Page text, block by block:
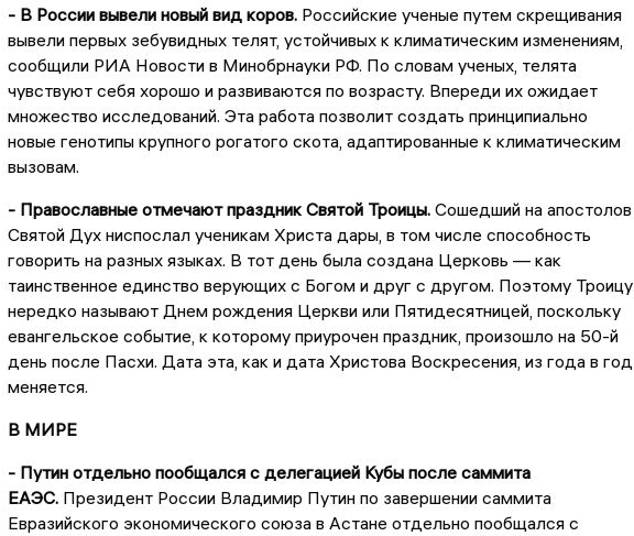
- В России вывели новый вид коров. Российские ученые путем скрещивания
вывели первых зебувидных телят, устойчивых к климатическим изменениям,
сообщили РИА Новости в Минобрнауки РФ. По словам ученых, телята
чувствуют себя хорошо и развиваются по возрасту. Впереди их ожидает
множество исследований. Эта работа позволит создать принципиально
новые генотипы крупного рогатого скота, адаптированные к климатическим
вызовам.
- Православные отмечают праздник Святой Троицы. Сошедший на апостолов
Святой Дух ниспослал ученикам Христа дары, в том числе способность
говорить на разных языках. В тот день была создана Церковь — как
таинственное единство верующих с Богом и друг с другом. Поэтому Троицу
нередко называют Днем рождения Церкви или Пятидесятницей, поскольку
евангельское событие, к которому приурочен праздник, произошло на 50-й
день после Пасхи. Дата эта, как и дата Христова Воскресения, из года в год
меняется.
В МИРЕ
- Путин отдельно пообщался с делегацией Кубы после саммита
ЕАЭС. Президент России Владимир Путин по завершении саммита
Евразийского экономического союза в Астане отдельно пообщался с